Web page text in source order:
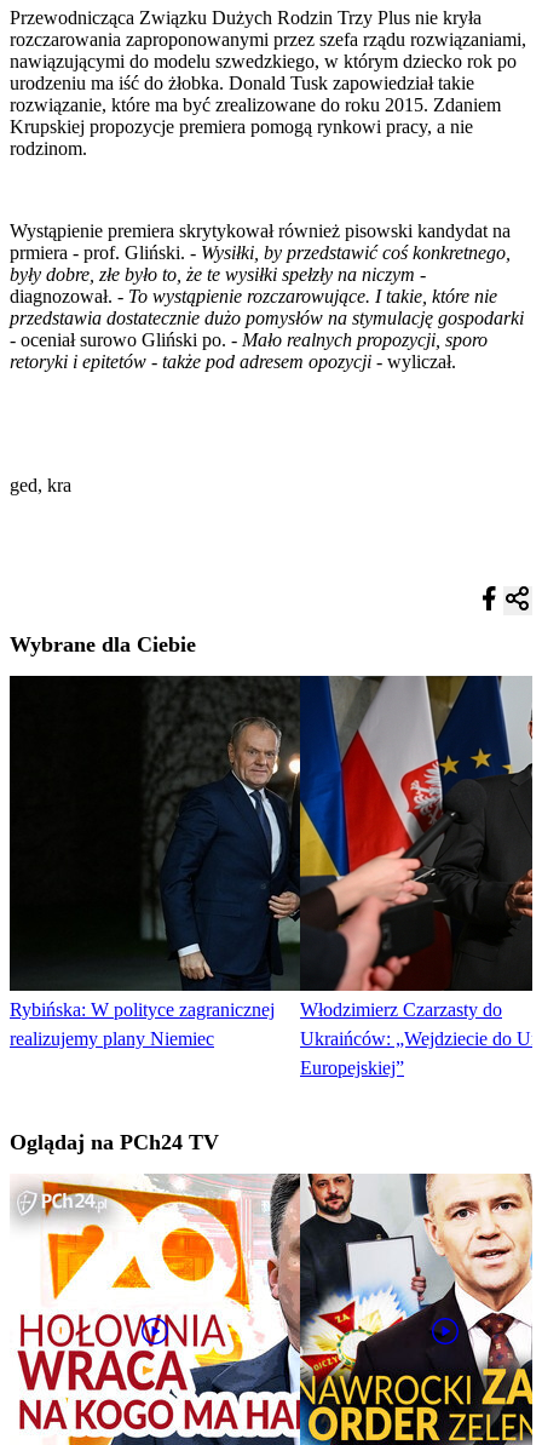
Przewodnicząca Związku Dużych Rodzin Trzy Plus nie kryła
rozczarowania zaproponowanymi przez szefa rządu rozwiązaniami,
nawiązującymi do modelu szwedzkiego, w którym dziecko rok po
urodzeniu ma iść do żłobka. Donald Tusk zapowiedział takie
rozwiązanie, które ma być zrealizowane do roku 2015. Zdaniem
Krupskiej propozycje premiera pomogą rynkowi pracy, a nie
rodzinom.
Wystąpienie premiera skrytykował również pisowski kandydat na
prmiera - prof. Gliński. - Wysiłki, by przedstawić coś konkretnego,
były dobre, złe było to, że te wysiłki spełzły na niczym -
diagnozował. - To wystąpienie rozczarowujące. I takie, które nie
przedstawia dostatecznie dużo pomysłów na stymulację gospodarki
- oceniał surowo Gliński po. - Mało realnych propozycji, sporo
retoryki i epitetów - także pod adresem opozycji - wyliczał.
ged, kra
Wybrane dla Ciebie
Rybińska: W polityce zagranicznej
realizujemy plany Niemiec
Włodzimierz Czarzasty do
Ukraińców: „Wejdziecie do
Europejskiej”
Oglądaj na PCh24 TV